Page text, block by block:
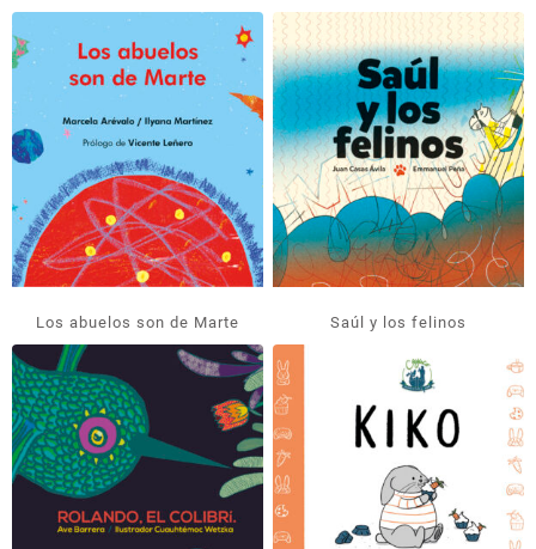
Los abuelos son de Marte Saúl y los felinos